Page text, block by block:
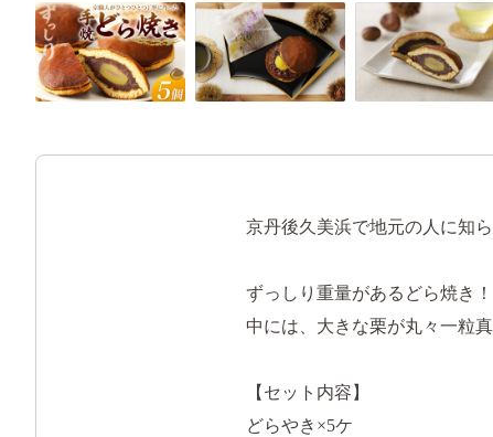
京丹後久美浜で地元の人に知
ずっしり重量があるどら焼き！
中には、大きな栗が丸々一粒
【セット内容】
どらやき×5ケ